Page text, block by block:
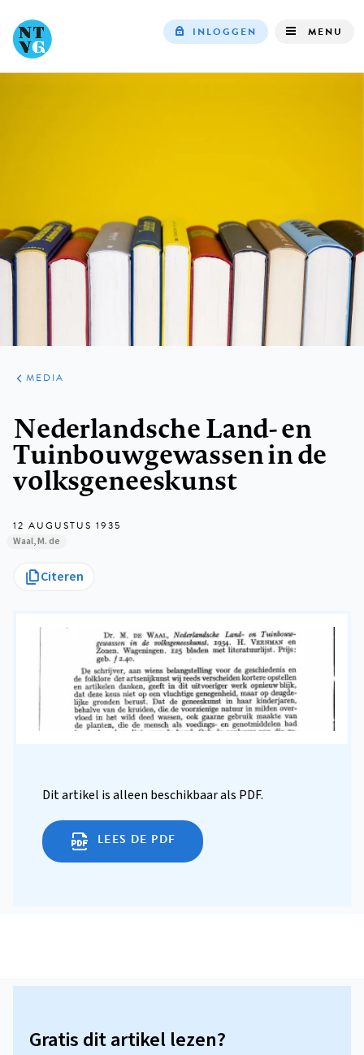
INLOGGEN MENU
ARTIKELEN
VARIA
MEDIA
Nederlandsche Land- en
Tuinbouwgewassen in de
volksgeneeskunst
12 AUGUSTUS 1935
Waal, M. de
Citeren
Dit artikel is alleen beschikbaar als PDF.
LEES DE PDF
Gratis dit artikel lezen?